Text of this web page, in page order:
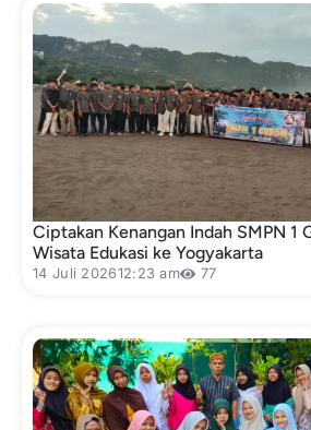
Ciptakan Kenangan Indah SMPN 1
Wisata Edukasi ke Yogyakarta
14 Juli 202612:23 am 77